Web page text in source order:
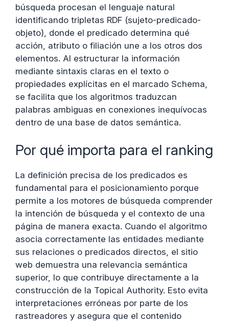
búsqueda procesan el lenguaje natural
identificando tripletas RDF (sujeto-predicado-
objeto), donde el predicado determina qué
acción, atributo o filiación une a los otros dos
elementos. Al estructurar la información
mediante sintaxis claras en el texto o
propiedades explícitas en el marcado Schema,
se facilita que los algoritmos traduzcan
palabras ambiguas en conexiones inequívocas
dentro de una base de datos semántica.
Por qué importa para el ranking
La definición precisa de los predicados es
fundamental para el posicionamiento porque
permite a los motores de búsqueda comprender
la intención de búsqueda y el contexto de una
página de manera exacta. Cuando el algoritmo
asocia correctamente las entidades mediante
sus relaciones o predicados directos, el sitio
web demuestra una relevancia semántica
superior, lo que contribuye directamente a la
construcción de la Topical Authority. Esto evita
interpretaciones erróneas por parte de los
rastreadores y asegura que el contenido